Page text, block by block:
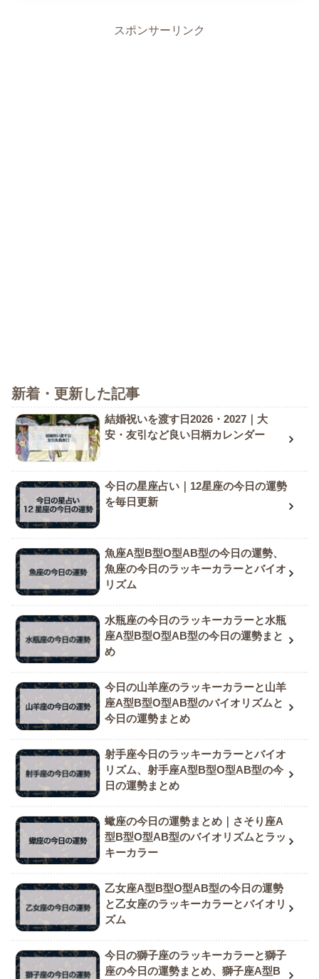
スポンサーリンク
新着・更新した記事
結婚祝いを渡す日2026・2027｜大
安・友引など良い日柄カレンダー
今日の星座占い｜12星座の今日の運勢
を毎日更新
魚座A型B型O型AB型の今日の運勢、
魚座の今日のラッキーカラーとバイオ
リズム
水瓶座の今日のラッキーカラーと水瓶
座A型B型O型AB型の今日の運勢まと
め
今日の山羊座のラッキーカラーと山羊
座A型B型O型AB型のバイオリズムと
今日の運勢まとめ
射手座今日のラッキーカラーとバイオ
リズム、射手座A型B型O型AB型の今
日の運勢まとめ
蠍座の今日の運勢まとめ｜さそり座A
型B型O型AB型のバイオリズムとラッ
キーカラー
乙女座A型B型O型AB型の今日の運勢
と乙女座のラッキーカラーとバイオリ
ズム
今日の獅子座のラッキーカラーと獅子
座の今日の運勢まとめ、獅子座A型B